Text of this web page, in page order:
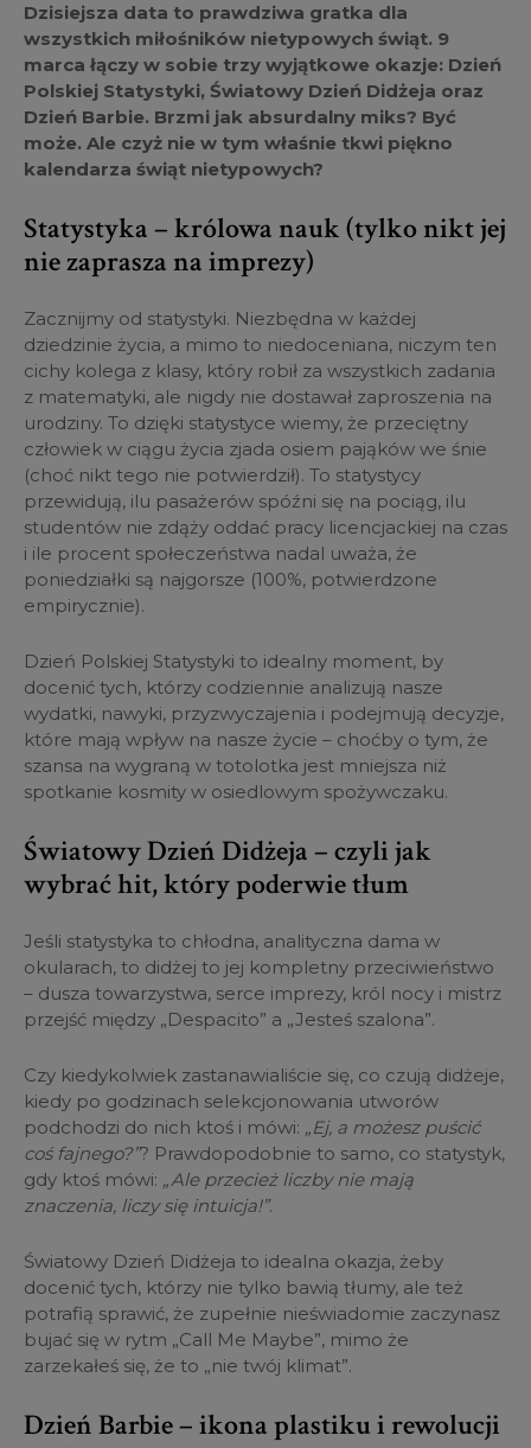
Dzisiejsza data to prawdziwa gratka dla
wszystkich miłośników nietypowych świąt. 9
marca łączy w sobie trzy wyjątkowe okazje: Dzień
Polskiej Statystyki, Światowy Dzień Didżeja oraz
Dzień Barbie. Brzmi jak absurdalny miks? Być
może. Ale czyż nie w tym właśnie tkwi piękno
kalendarza świąt nietypowych?
Statystyka – królowa nauk (tylko nikt jej
nie zaprasza na imprezy)
Zacznijmy od statystyki. Niezbędna w każdej
dziedzinie życia, a mimo to niedoceniana, niczym ten
cichy kolega z klasy, który robił za wszystkich zadania
z matematyki, ale nigdy nie dostawał zaproszenia na
urodziny. To dzięki statystyce wiemy, że przeciętny
człowiek w ciągu życia zjada osiem pająków we śnie
(choć nikt tego nie potwierdził). To statystycy
przewidują, ilu pasażerów spóźni się na pociąg, ilu
studentów nie zdąży oddać pracy licencjackiej na czas
i ile procent społeczeństwa nadal uważa, że
poniedziałki są najgorsze (100%, potwierdzone
empirycznie).
Dzień Polskiej Statystyki to idealny moment, by
docenić tych, którzy codziennie analizują nasze
wydatki, nawyki, przyzwyczajenia i podejmują decyzje,
które mają wpływ na nasze życie – choćby o tym, że
szansa na wygraną w totolotka jest mniejsza niż
spotkanie kosmity w osiedlowym spożywczaku.
Światowy Dzień Didżeja – czyli jak
wybrać hit, który poderwie tłum
Jeśli statystyka to chłodna, analityczna dama w
okularach, to didżej to jej kompletny przeciwieństwo
– dusza towarzystwa, serce imprezy, król nocy i mistrz
przejść między „Despacito” a „Jesteś szalona”.
Czy kiedykolwiek zastanawialiście się, co czują didżeje,
kiedy po godzinach selekcjonowania utworów
podchodzi do nich ktoś i mówi: „Ej, a możesz puścić
coś fajnego?”? Prawdopodobnie to samo, co statystyk,
gdy ktoś mówi: „Ale przecież liczby nie mają
znaczenia, liczy się intuicja!”.
Światowy Dzień Didżeja to idealna okazja, żeby
docenić tych, którzy nie tylko bawią tłumy, ale też
potrafią sprawić, że zupełnie nieświadomie zaczynasz
bujać się w rytm „Call Me Maybe”, mimo że
zarzekałeś się, że to „nie twój klimat”.
Dzień Barbie – ikona plastiku i rewolucji